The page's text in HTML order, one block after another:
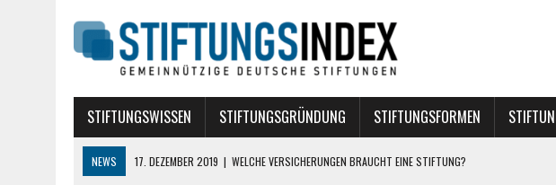
STIFTUNGSWISSEN STIFTUNGSGRÜNDUNG STIFTUNGSFORMEN
NEWS 17. DEZEMBER 2019 | WELCHE VERSICHERUNGEN BRAUCHT EINE STIFTUNG?